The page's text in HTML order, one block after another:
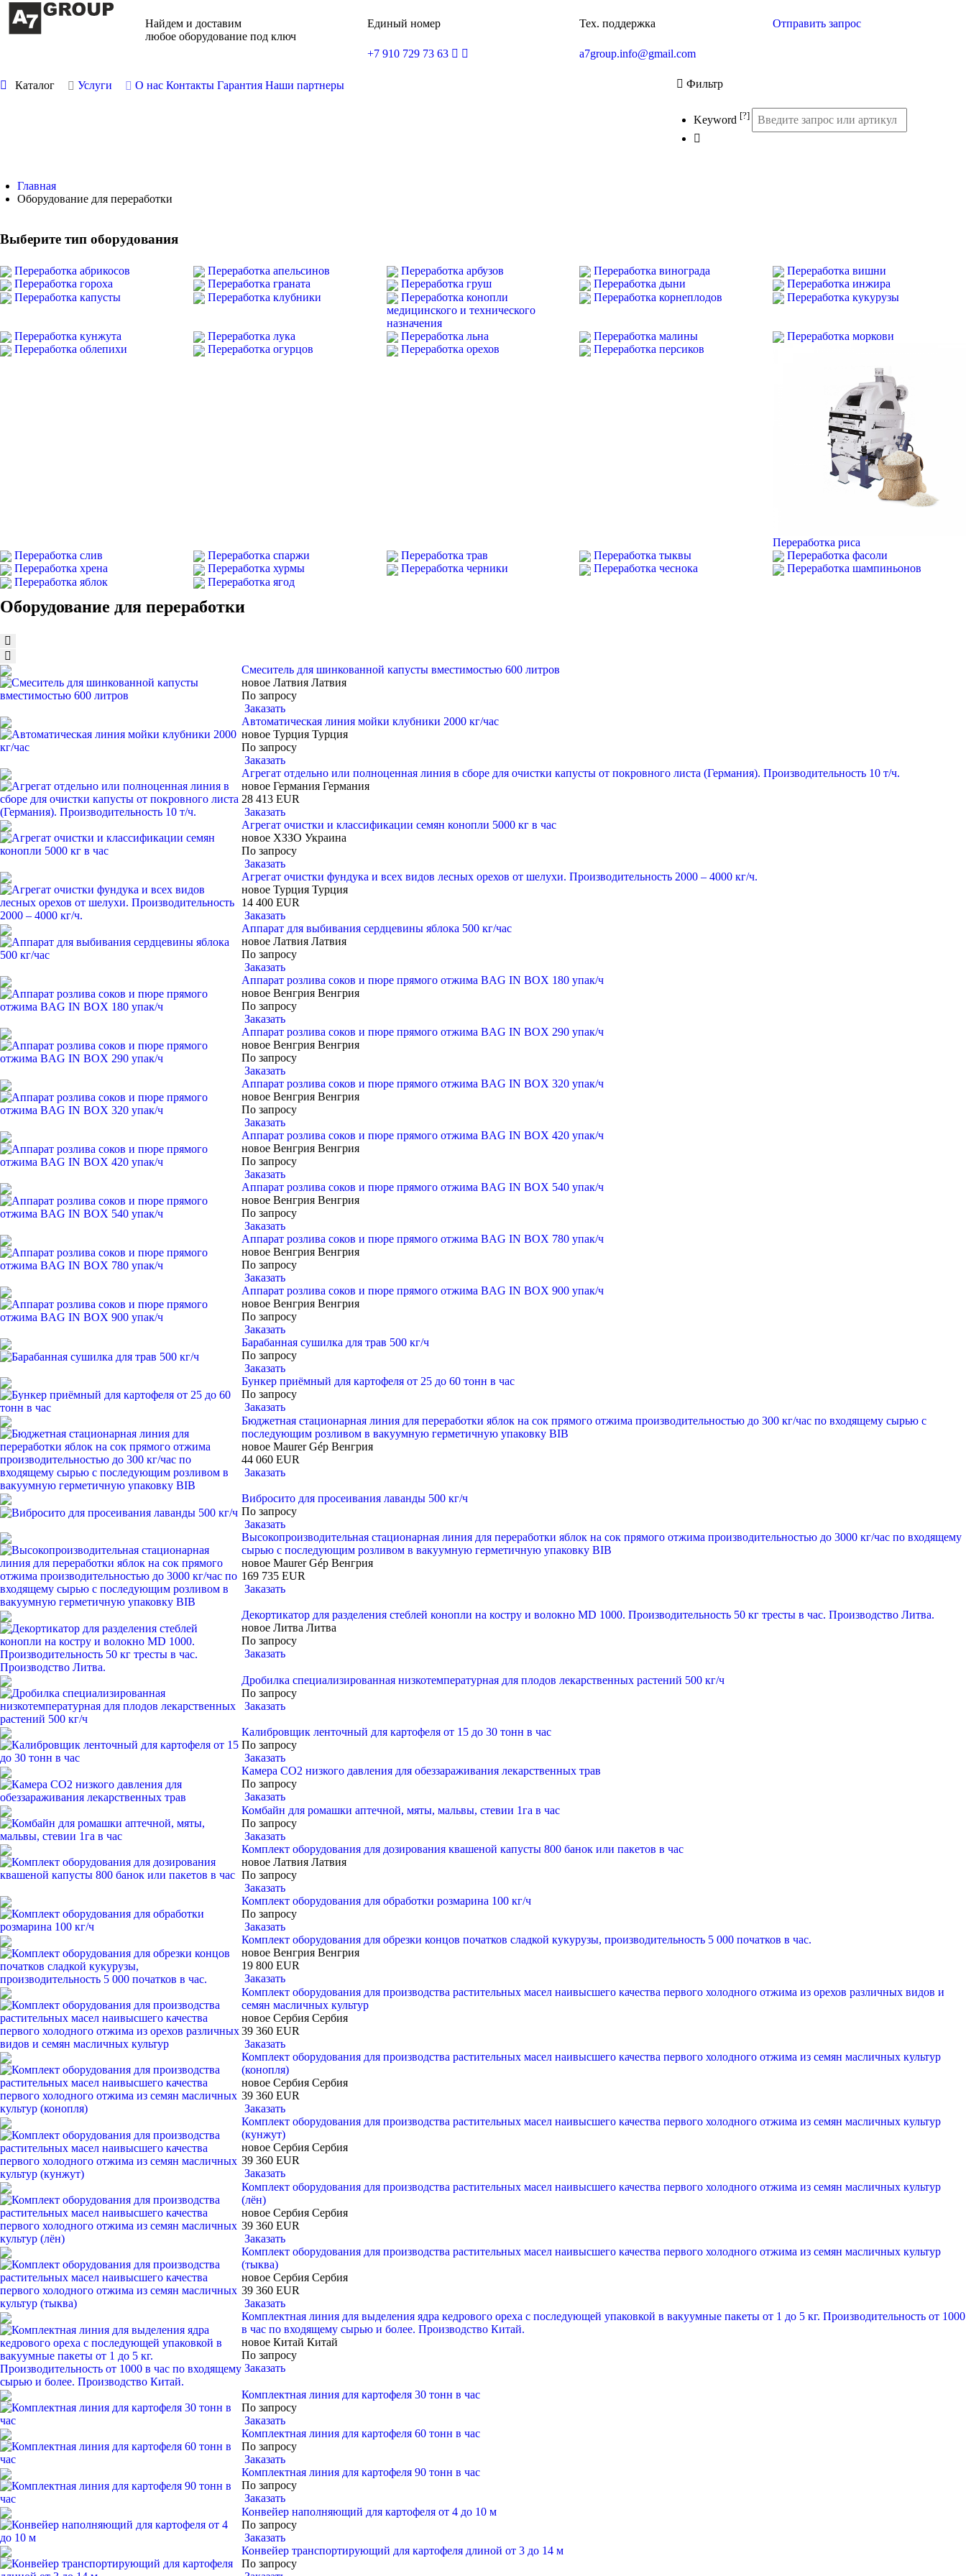
Найдем и доставим
любое оборудование под ключ
Единый номер
+7 910 729 73 63
Тех. поддержка
a7group.info@gmail.com
Отправить запрос
Каталог Услуги О нас Контакты Гарантия Наши партнеры Фильтр
Keyword [?]
Главная
Оборудование для переработки
Выберите тип оборудования
Переработка абрикосов Переработка апельсинов Переработка арбузов Переработка винограда
Переработка вишни
Переработка гороха
Переработка граната Переработка груш Переработка дыни
Переработка инжира
Переработка капусты
Переработка клубники
Переработка конопли
медицинского и технического
назначения
Переработка корнеплодов Переработка кукурузы
Переработка кунжута Переработка лука Переработка льна Переработка малины
Переработка моркови
Переработка облепихи
Переработка огурцов Переработка орехов Переработка персиков
Переработка риса
Переработка слив
Переработка спаржи Переработка трав Переработка тыквы
Переработка фасоли
Переработка хрена
Переработка хурмы Переработка черники Переработка чеснока
Переработка шампиньонов
Переработка яблок
Переработка ягод
Оборудование для переработки
Cмеситель для шинкованной капусты вместимостью 600 литров
новое Латвия Латвия
По запросу
Заказать
Автоматическая линия мойки клубники 2000 кг/час
новое Турция Турция
По запросу
Заказать
Агрегат отдельно или полноценная линия в сборе для очистки капусты от покровного листа (Германия). Производительность 10 т/ч.
новое Германия Германия
28 413 EUR
Заказать
Агрегат очистки и классификации семян конопли 5000 кг в час
новое ХЗЗО Украина
По запросу
Заказать
Агрегат очистки фундука и всех видов лесных орехов от шелухи. Производительность 2000 – 4000 кг/ч.
новое Турция Турция
14 400 EUR
Заказать
Аппарат для выбивания сердцевины яблока 500 кг/час
новое Латвия Латвия
По запросу
Заказать
Аппарат розлива соков и пюре прямого отжима BAG IN BOX 180 упак/ч
новое Венгрия Венгрия
По запросу
Заказать
Аппарат розлива соков и пюре прямого отжима BAG IN BOX 290 упак/ч
новое Венгрия Венгрия
По запросу
Заказать
Аппарат розлива соков и пюре прямого отжима BAG IN BOX 320 упак/ч
новое Венгрия Венгрия
По запросу
Заказать
Аппарат розлива соков и пюре прямого отжима BAG IN BOX 420 упак/ч
новое Венгрия Венгрия
По запросу
Заказать
Аппарат розлива соков и пюре прямого отжима BAG IN BOX 540 упак/ч
новое Венгрия Венгрия
По запросу
Заказать
Аппарат розлива соков и пюре прямого отжима BAG IN BOX 780 упак/ч
новое Венгрия Венгрия
По запросу
Заказать
Аппарат розлива соков и пюре прямого отжима BAG IN BOX 900 упак/ч
новое Венгрия Венгрия
По запросу
Заказать
Барабанная сушилка для трав 500 кг/ч
По запросу
Заказать
Бункер приёмный для картофеля от 25 до 60 тонн в час
По запросу
Заказать
Бюджетная стационарная линия для переработки яблок на сок прямого отжима производительностью до 300 кг/час по входящему сырью с
последующим розливом в вакуумную герметичную упаковку BIB
новое Maurer Géр Венгрия
44 060 EUR
Заказать
Вибросито для просеивания лаванды 500 кг/ч
По запросу
Заказать
Высокопроизводительная стационарная линия для переработки яблок на сок прямого отжима производительностью до 3000 кг/час по входящему
сырью с последующим розливом в вакуумную герметичную упаковку BIB
новое Maurer Géр Венгрия
169 735 EUR
Заказать
Декортикатор для разделения стеблей конопли на костру и волокно MD 1000. Производительность 50 кг тресты в час. Производство Литва.
новое Литва Литва
По запросу
Заказать
Дробилка специализированная низкотемпературная для плодов лекарственных растений 500 кг/ч
По запросу
Заказать
Калибровщик ленточный для картофеля от 15 до 30 тонн в час
По запросу
Заказать
Камера CO2 низкого давления для обеззараживания лекарственных трав
По запросу
Заказать
Комбайн для ромашки аптечной, мяты, мальвы, стевии 1га в час
По запросу
Заказать
Комплект оборудования для дозирования квашеной капусты 800 банок или пакетов в час
новое Латвия Латвия
По запросу
Заказать
Комплект оборудования для обработки розмарина 100 кг/ч
По запросу
Заказать
Комплект оборудования для обрезки концов початков сладкой кукурузы, производительность 5 000 початков в час.
новое Венгрия Венгрия
19 800 EUR
Заказать
Комплект оборудования для производства растительных масел наивысшего качества первого холодного отжима из орехов различных видов и
семян масличных культур
новое Сербия Сербия
39 360 EUR
Заказать
Комплект оборудования для производства растительных масел наивысшего качества первого холодного отжима из семян масличных культур
(конопля)
новое Сербия Сербия
39 360 EUR
Заказать
Комплект оборудования для производства растительных масел наивысшего качества первого холодного отжима из семян масличных культур
(кунжут)
новое Сербия Сербия
39 360 EUR
Заказать
Комплект оборудования для производства растительных масел наивысшего качества первого холодного отжима из семян масличных культур
(лён)
новое Сербия Сербия
39 360 EUR
Заказать
Комплект оборудования для производства растительных масел наивысшего качества первого холодного отжима из семян масличных культур
(тыква)
новое Сербия Сербия
39 360 EUR
Заказать
Комплектная линия для выделения ядра кедрового ореха с последующей упаковкой в вакуумные пакеты от 1 до 5 кг. Производительность от 1000
в час по входящему сырью и более. Производство Китай.
новое Китай Китай
По запросу
Заказать
Комплектная линия для картофеля 30 тонн в час
По запросу
Заказать
Комплектная линия для картофеля 60 тонн в час
По запросу
Заказать
Комплектная линия для картофеля 90 тонн в час
По запросу
Заказать
Конвейер наполняющий для картофеля от 4 до 10 м
По запросу
Заказать
Конвейер транспортирующий для картофеля длиной от 3 до 14 м
По запросу